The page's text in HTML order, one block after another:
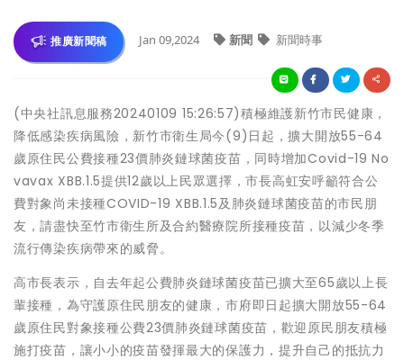
推廣新聞稿 Jan 09,2024 新聞 新聞時事
(中央社訊息服務20240109 15:26:57)積極維護新竹市民健康，
降低感染疾病風險，新竹市衛生局今(9)日起，擴大開放55-64
歲原住民公費接種23價肺炎鏈球菌疫苗，同時增加Covid-19 No
vavax XBB.1.5提供12歲以上民眾選擇，市長高虹安呼籲符合公
費對象尚未接種COVID-19 XBB.1.5及肺炎鏈球菌疫苗的市民朋
友，請盡快至竹市衛生所及合約醫療院所接種疫苗，以減少冬季
流行傳染疾病帶來的威脅。
高市長表示，自去年起公費肺炎鏈球菌疫苗已擴大至65歲以上長
輩接種，為守護原住民朋友的健康，市府即日起擴大開放55-64
歲原住民對象接種公費23價肺炎鏈球菌疫苗，歡迎原民朋友積極
施打疫苗，讓小小的疫苗發揮最大的保護力，提升自己的抵抗力